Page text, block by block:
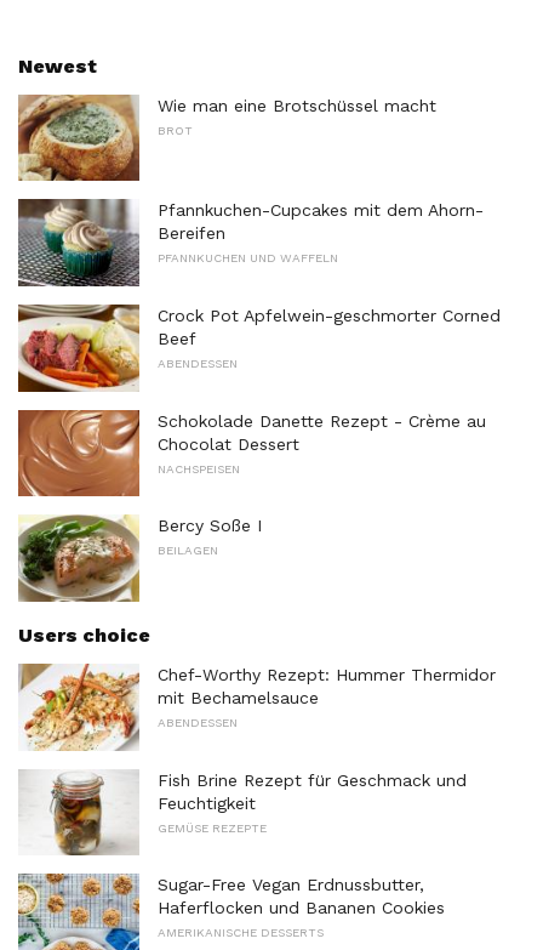
Newest
Wie man eine Brotschüssel macht
BROT
Pfannkuchen-Cupcakes mit dem Ahorn-
Bereifen
PFANNKUCHEN UND WAFFELN
Crock Pot Apfelwein-geschmorter Corned
Beef
ABENDESSEN
Schokolade Danette Rezept - Crème au
Chocolat Dessert
NACHSPEISEN
Bercy Soße I
BEILAGEN
Users choice
Chef-Worthy Rezept: Hummer Thermidor
mit Bechamelsauce
ABENDESSEN
Fish Brine Rezept für Geschmack und
Feuchtigkeit
GEMÜSE REZEPTE
Sugar-Free Vegan Erdnussbutter,
Haferflocken und Bananen Cookies
AMERIKANISCHE DESSERTS